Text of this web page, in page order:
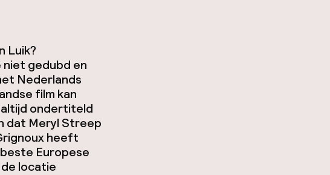
Luik?
gedubd en
Nederlands
film kan
altijd ondertiteld
dat Meryl Streep
heeft
Europese
locatie